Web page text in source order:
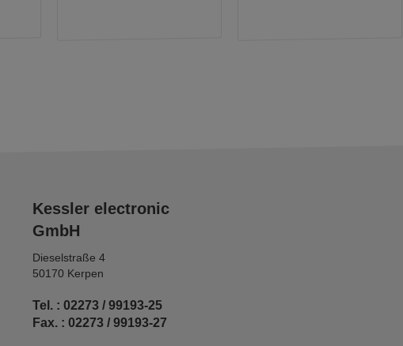
Kessler electronic
GmbH
Dieselstraße 4
50170 Kerpen
Tel. : 02273 / 99193-25
Fax. : 02273 / 99193-27